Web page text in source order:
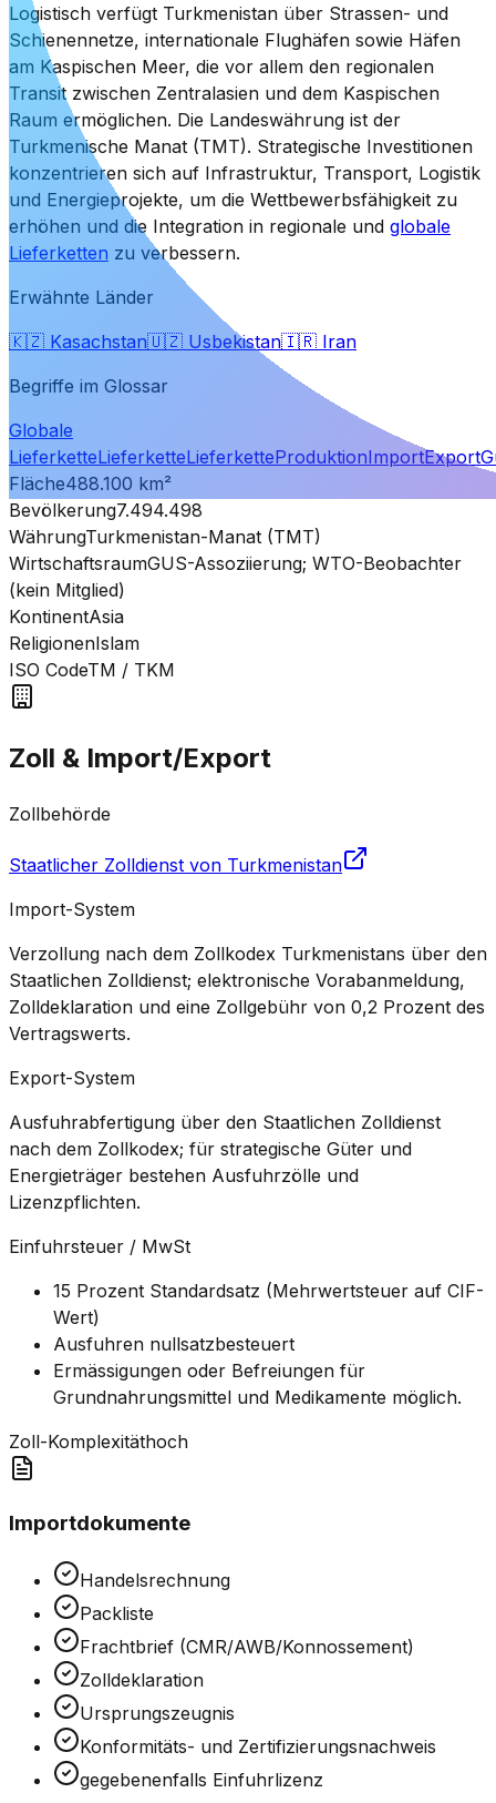
Logistisch verfügt Turkmenistan über Strassen- und
Schienennetze, internationale Flughäfen sowie Häfen
am Kaspischen Meer, die vor allem den regionalen
Transit zwischen Zentralasien und dem Kaspischen
Raum ermöglichen. Die Landeswährung ist der
Turkmenische Manat (TMT). Strategische Investitionen
konzentrieren sich auf Infrastruktur, Transport, Logistik
und Energieprojekte, um die Wettbewerbsfähigkeit zu
erhöhen und die Integration in regionale und globale
Lieferketten zu verbessern.
Erwähnte Länder
🇰🇿 Kasachstan🇺🇿 Usbekistan🇮🇷 Iran
Begriffe im Glossar
Globale
LieferketteLieferketteLieferketteProduktionImportExport
Fläche488.100 km²
Bevölkerung7.494.498
WährungTurkmenistan-Manat (TMT)
WirtschaftsraumGUS-Assoziierung; WTO-Beobachter
(kein Mitglied)
KontinentAsia
ReligionenIslam
ISO CodeTM / TKM
Zoll & Import/Export
Zollbehörde
Staatlicher Zolldienst von Turkmenistan
Import-System
Verzollung nach dem Zollkodex Turkmenistans über den
Staatlichen Zolldienst; elektronische Vorabanmeldung,
Zolldeklaration und eine Zollgebühr von 0,2 Prozent des
Vertragswerts.
Export-System
Ausfuhrabfertigung über den Staatlichen Zolldienst
nach dem Zollkodex; für strategische Güter und
Energieträger bestehen Ausfuhrzölle und
Lizenzpflichten.
Einfuhrsteuer / MwSt
15 Prozent Standardsatz (Mehrwertsteuer auf CIF-
Wert)
Ausfuhren nullsatzbesteuert
Ermässigungen oder Befreiungen für
Grundnahrungsmittel und Medikamente möglich.
Zoll-Komplexitäthoch
Importdokumente
Handelsrechnung
Packliste
Frachtbrief (CMR/AWB/Konnossement)
Zolldeklaration
Ursprungszeugnis
Konformitäts- und Zertifizierungsnachweis
gegebenenfalls Einfuhrlizenz